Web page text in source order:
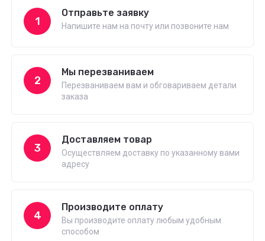
1
Отправьте заявку
Напишите нам на почту или позвоните нам
2
Мы перезваниваем
Перезваниваем вам и обговариваем детали
заказа
3
Доставляем товар
Осуществляем доставку по указанному вами
адресу
4
Производите оплату
Вы производите оплату любым удобным
способом